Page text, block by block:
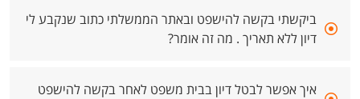
ביקשתי בקשה להישפט ובאתר הממשלתי כתוב שנקבע לי
דיון ללא תאריך . מה זה אומר?
איך אפשר לבטל דיון בבית משפט לאחר בקשה להישפט